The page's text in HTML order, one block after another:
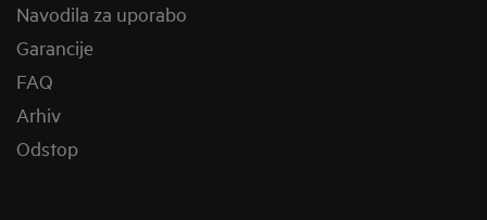
Navodila za uporabo
Garancije
FAQ
Arhiv
Odstop